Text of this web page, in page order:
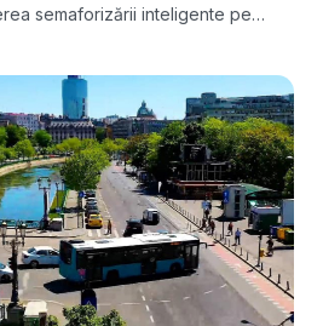
semaforizării inteligente pe